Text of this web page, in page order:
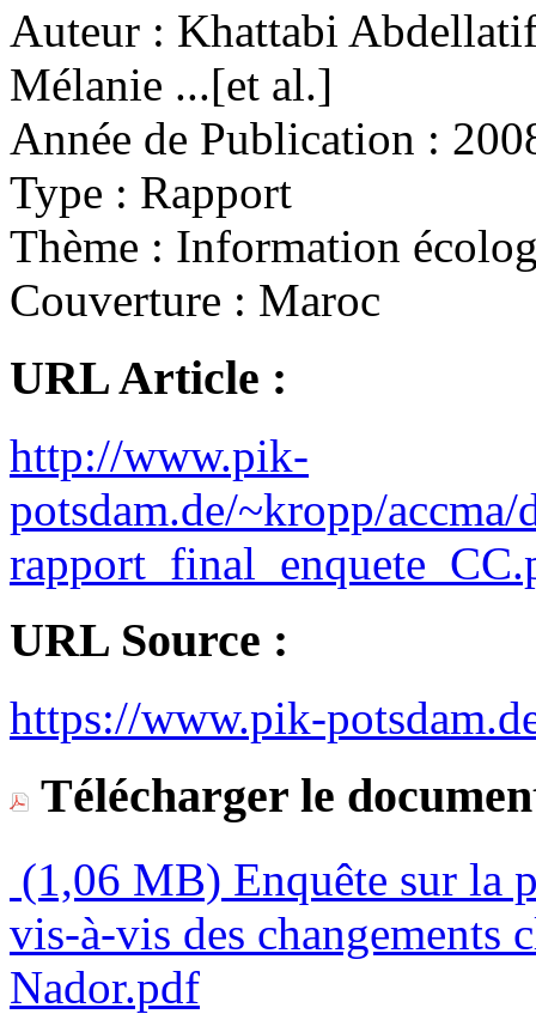
Auteur : Khattabi
Mélanie ...[et al.]
Année de Publication :
Type : Rapport
Thème : Information
Couverture : Maroc
URL Article :
http://www.pik-
potsdam.de/~kropp/
URL Source :
https://www.pik-
Télécharger le
(1,06 MB) Enquête sur la
vis-à-vis des changements
Nador.pdf